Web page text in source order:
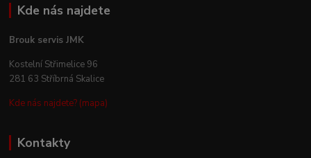
Kde nás najdete
Brouk servis JMK
Kostelní Střimelice 96
281 63 Stříbrná Skalice
Kde nás najdete? (mapa)
Kontakty